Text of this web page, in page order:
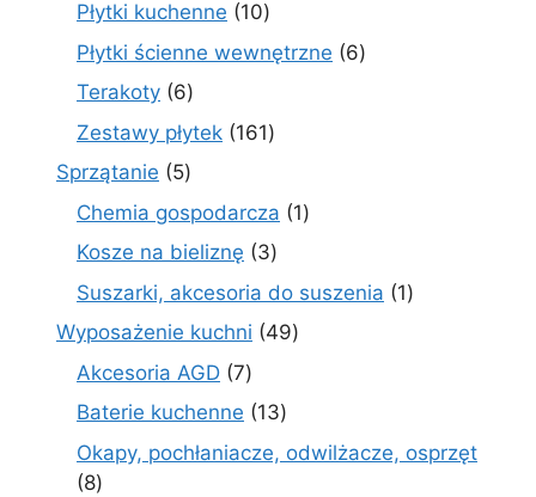
Płytki kuchenne 1010
produktów
Płytki ścienne wewnętrzne 66
Terakoty 66
produktów
Zestawy płytek 161161
Sprzątanie 55
produktów
Chemia gospodarcza 11
Kosze na bieliznę 33
produkty
Suszarki, akcesoria do suszenia 11
Wyposażenie kuchni 4949
Akcesoria AGD 77
produktów
Baterie kuchenne 1313
produktów
Okapy, pochłaniacze, odwilżacze, osprzęt
88